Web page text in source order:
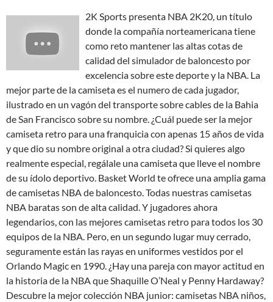
2K Sports presenta NBA 2K20, un título
donde la compañía norteamericana tiene
como reto mantener las altas cotas de
calidad del simulador de baloncesto por
excelencia sobre este deporte y la NBA. La
mejor parte de la camiseta es el numero de cada jugador,
ilustrado en un vagón del transporte sobre cables de la Bahia
de San Francisco sobre su nombre. ¿Cuál puede ser la mejor
camiseta retro para una franquicia con apenas 15 años de vida
y que dio su nombre original a otra ciudad? Si quieres algo
realmente especial, regálale una camiseta que lleve el nombre
de su ídolo deportivo. Basket World te ofrece una amplia gama
de camisetas NBA de baloncesto. Todas nuestras camisetas
NBA baratas son de alta calidad. Y jugadores ahora
legendarios, con las mejores camisetas retro para todos los 30
equipos de la NBA. Pero, en un segundo lugar muy cerrado,
seguramente están las rayas en uniformes vestidos por el
Orlando Magic en 1990. ¿Hay una pareja con mayor actitud en
la historia de la NBA que Shaquille O’Neal y Penny Hardaway?
Descubre la mejor colección NBA junior: camisetas NBA niños,